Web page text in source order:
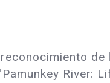
River: